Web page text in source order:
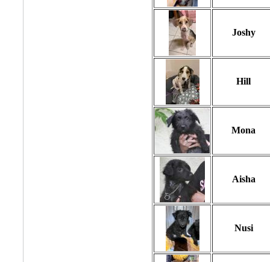
Joshy
Hill
Mona
Aisha
Nusi